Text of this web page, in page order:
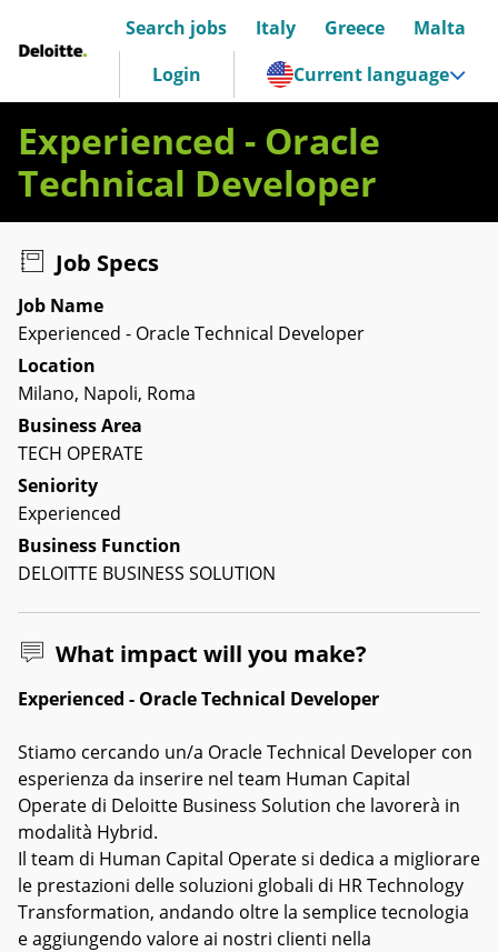
Deloitte Italia
Search jobs Italy Greece
Malta
Login
Current language
Experienced - Oracle
Technical Developer
Job Specs
Job Name
Experienced - Oracle Technical Developer
Location
Milano, Napoli, Roma
Business Area
TECH OPERATE
Seniority
Experienced
Business Function
DELOITTE BUSINESS SOLUTION
What impact will you make?
Experienced - Oracle Technical Developer
Stiamo cercando un/a Oracle Technical Developer con
esperienza da inserire nel team Human Capital
Operate di Deloitte Business Solution che lavorerà in
modalità Hybrid.
Il team di Human Capital Operate si dedica a migliorare
le prestazioni delle soluzioni globali di HR Technology
Transformation, andando oltre la semplice tecnologia
e aggiungendo valore ai nostri clienti nella